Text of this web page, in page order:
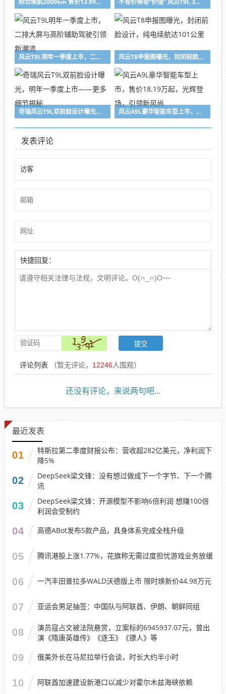
综合续航2000km 售价13.99万元起 风云T9L正式预售 不卷价格卷“价值” 风云T9L 3月25日预售开启 ​
风云T9L明年一季度上市，二排大屏与高阶辅助驾驶引领新潮流 风云T8申报图曝光，封闭前脸设计，纯电续航达101公里
奇瑞风云T9L双前脸设计曝光，明年一季度上市——更多细节揭秘 风云A9L豪华智能车型上市，售价18.19万起，光辉登场，引领新风尚
发表评论
快捷回复：
评论列表 （暂无评论， 12246人围观）
还没有评论，来说两句吧...
最近发表
01
特斯拉第二季度财报公布：营收超282亿美元，净利润下
降5%
02
DeepSeek梁文锋：没有想过做成下一个字节、下一个腾
讯
03
DeepSeek梁文锋：开源模型不影响6倍利润 想赚100倍
利润会受制约
04 高德ABot发布5款产品，具身体系完成全栈升级
05 腾讯港股上涨1.77%，花旗称无需过度担忧游戏业务放缓
06 一汽丰田普拉多WALD沃德版上市 限时焕新价44.98万元
07 亚运会男足抽签：中国队与阿联酋、伊朗、朝鲜同组
08
演员寇占文被法院悬赏，立案标的6945937.07元，曾出
演《隋唐英雄传》《逐玉》《镖人》等
09 俄美外长在马尼拉举行会谈，时长大约半小时
10 阿联酋加速建设新港口以减少对霍尔木兹海峡依赖